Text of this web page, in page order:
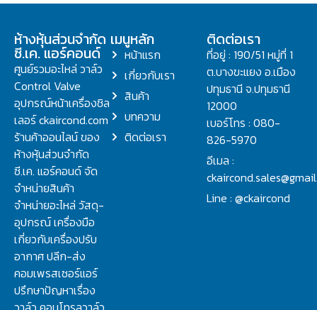
ห้างหุ้นส่วนจำกัด
ซี.เค. แอร์คอนด์
ศูนย์รวมอะไหล่ วาล์ว
Control Valve
อุปกรณ์หน้าเครื่องชิล
เลอร์ ckaircond.com
ร้านค้าออนไลน์ ของ
ห้างหุ้นส่วนจำกัด
ซี.เค. แอร์คอนด์ จัด
จำหน่ายสินค้า
จำหน่ายอะไหล่ วัสดุ-
อุปกรณ์ เครื่องมือ
เกี่ยวกับเครื่องปรับ
อากาศ ปลีก-ส่ง
คอมเพรสเซอร์แอร์
ปรึกษาปัญหาเรื่อง
เมนูหลัก
หน้าแรก
เกี่ยวกับเรา
สินค้า
บทความ
ติดต่อเรา
ติดต่อเรา
ที่อยู่ : 190/51 หมู่ที่ 1
ต.บางขะแยง อ.เมือง
ปทุมธานี จ.ปทุมธานี
12000
เบอร์โทร : 080-
826-5970
อีเมล :
Line : @ckaircond